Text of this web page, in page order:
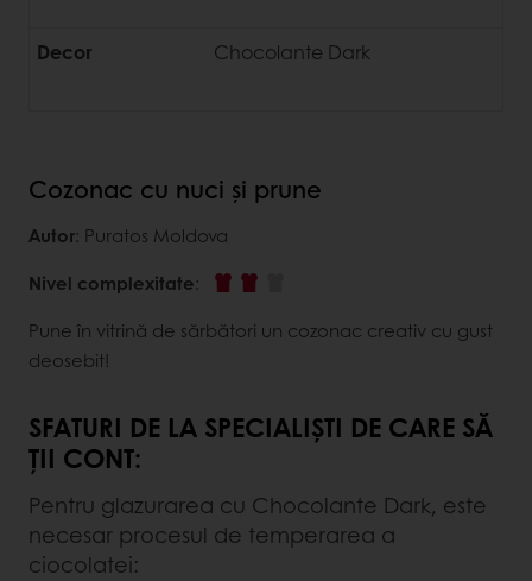
Decor Chocolante Dark
Cozonac cu nuci și prune
Autor: Puratos Moldova
Nivel complexitate:
Pune în vitrină de sărbători un cozonac creativ cu gust
deosebit!
SFATURI DE LA SPECIALIȘTI DE CARE SĂ
ȚII CONT:
Pentru glazurarea cu Chocolante Dark, este
necesar procesul de temperarea a
ciocolatei: